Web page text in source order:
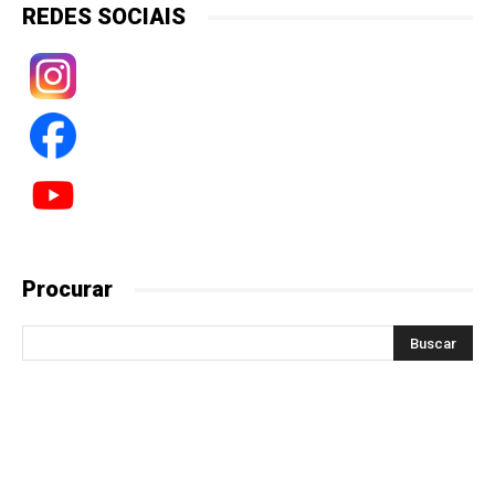
REDES SOCIAIS
Procurar